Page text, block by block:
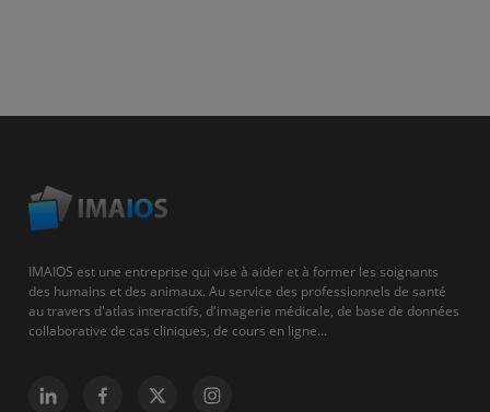
IMAIOS est une entreprise qui vise à aider et à former les soignants
des humains et des animaux. Au service des professionnels de santé
au travers d'atlas interactifs, d'imagerie médicale, de base de données
collaborative de cas cliniques, de cours en ligne...